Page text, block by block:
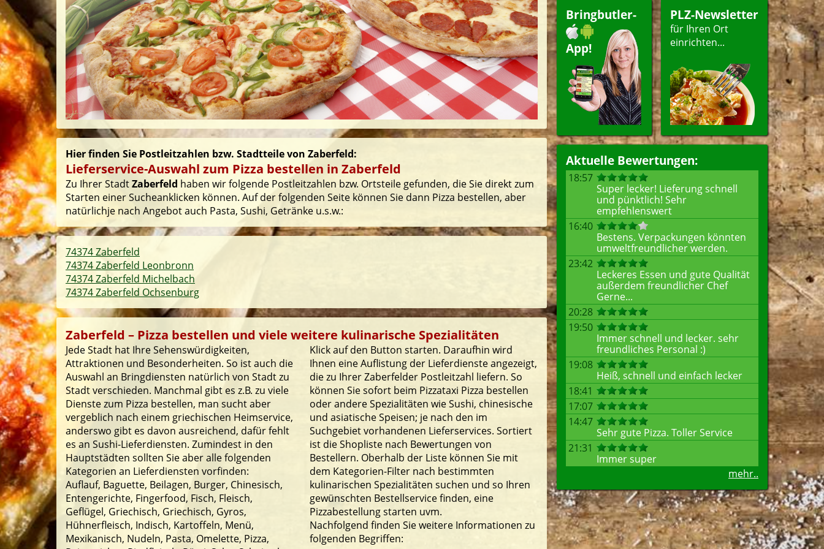
Bringbutler-
App!
PLZ-Newsletter
für Ihren Ort
einrichten...
Aktuelle Bewertungen:
18:57
Super lecker! Lieferung schnell
und pünktlich! Sehr
empfehlenswert
16:40
Bestens. Verpackungen könnten
umweltfreundlicher werden.
23:42
Leckeres Essen und gute Qualität
außerdem freundlicher Chef
Gerne...
20:28
19:50
Immer schnell und lecker. sehr
freundliches Personal :)
19:08
Heiß, schnell und einfach lecker
18:41
17:07
14:47
Sehr gute Pizza. Toller Service
21:31
Immer super
mehr..
Hier finden Sie Postleitzahlen bzw. Stadtteile von Zaberfeld:
Lieferservice-Auswahl zum Pizza bestellen in Zaberfeld
Zu Ihrer StadtZaberfeld haben wir folgende Postleitzahlen bzw. Ortsteile gefunden, die Sie direkt zum
Starten einer Sucheanklicken können. Auf der folgenden Seite können Sie dann Pizza bestellen, aber
natürlichje nach Angebot auch Pasta, Sushi, Getränke u.s.w.:
74374 Zaberfeld
74374 Zaberfeld Leonbronn
74374 Zaberfeld Michelbach
74374 Zaberfeld Ochsenburg
Zaberfeld – Pizza bestellen und viele weitere kulinarische Spezialitäten
Jede Stadt hat Ihre Sehenswürdigkeiten,
Attraktionen und Besonderheiten. So ist auch die
Auswahl an Bringdiensten natürlich von Stadt zu
Stadt verschieden. Manchmal gibt es z.B. zu viele
Dienste zum Pizza bestellen, man sucht aber
vergeblich nach einem griechischen Heimservice,
anderswo gibt es davon ausreichend, dafür fehlt
es an Sushi-Lieferdiensten. Zumindest in den
Hauptstädten sollten Sie aber alle folgenden
Kategorien an Lieferdiensten vorfinden:
Auflauf, Baguette, Beilagen, Burger, Chinesisch,
Entengerichte, Fingerfood, Fisch, Fleisch,
Geflügel, Griechisch, Griechisch, Gyros,
Hühnerfleisch, Indisch, Kartoffeln, Menü,
Mexikanisch, Nudeln, Pasta, Omelette, Pizza,
Klick auf den Button starten. Daraufhin wird
Ihnen eine Auflistung der Lieferdienste angezeigt,
die zu Ihrer Zaberfelder Postleitzahl liefern. So
können Sie sofort beim Pizzataxi Pizza bestellen
oder andere Spezialitäten wie Sushi, chinesische
und asiatische Speisen; je nach den im
Suchgebiet vorhandenen Lieferservices. Sortiert
ist die Shopliste nach Bewertungen von
Bestellern. Oberhalb der Liste können Sie mit
dem Kategorien-Filter nach bestimmten
kulinarischen Spezialitäten suchen und so Ihren
gewünschten Bestellservice finden, eine
Pizzabestellung starten uvm.
Nachfolgend finden Sie weitere Informationen zu
folgenden Begriffen: